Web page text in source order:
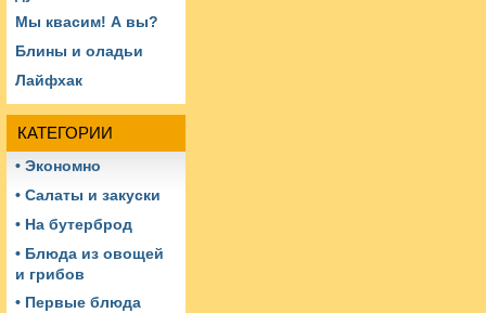
Мы квасим! А вы?
Блины и оладьи
Лайфхак
КАТЕГОРИИ
• Экономно
• Салаты и закуски
• На бутерброд
• Блюда из овощей
и грибов
• Первые блюда